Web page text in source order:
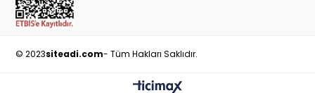
© 2023siteadi.com- Tüm Hakları Saklıdır.